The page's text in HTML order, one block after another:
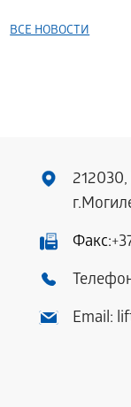
ВСЕ НОВОСТИ
Факс:
Email: